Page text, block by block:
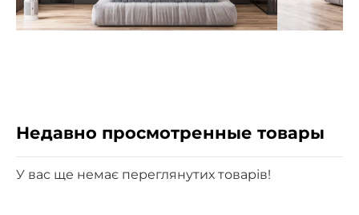
Недавно просмотренные товары
У вас ще немає переглянутих товарів!